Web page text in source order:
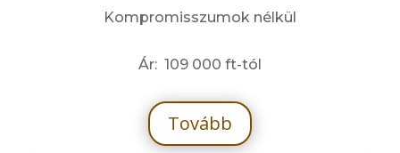
Kompromisszumok nélkül
Ár: 109 000 ft-tól
Tovább